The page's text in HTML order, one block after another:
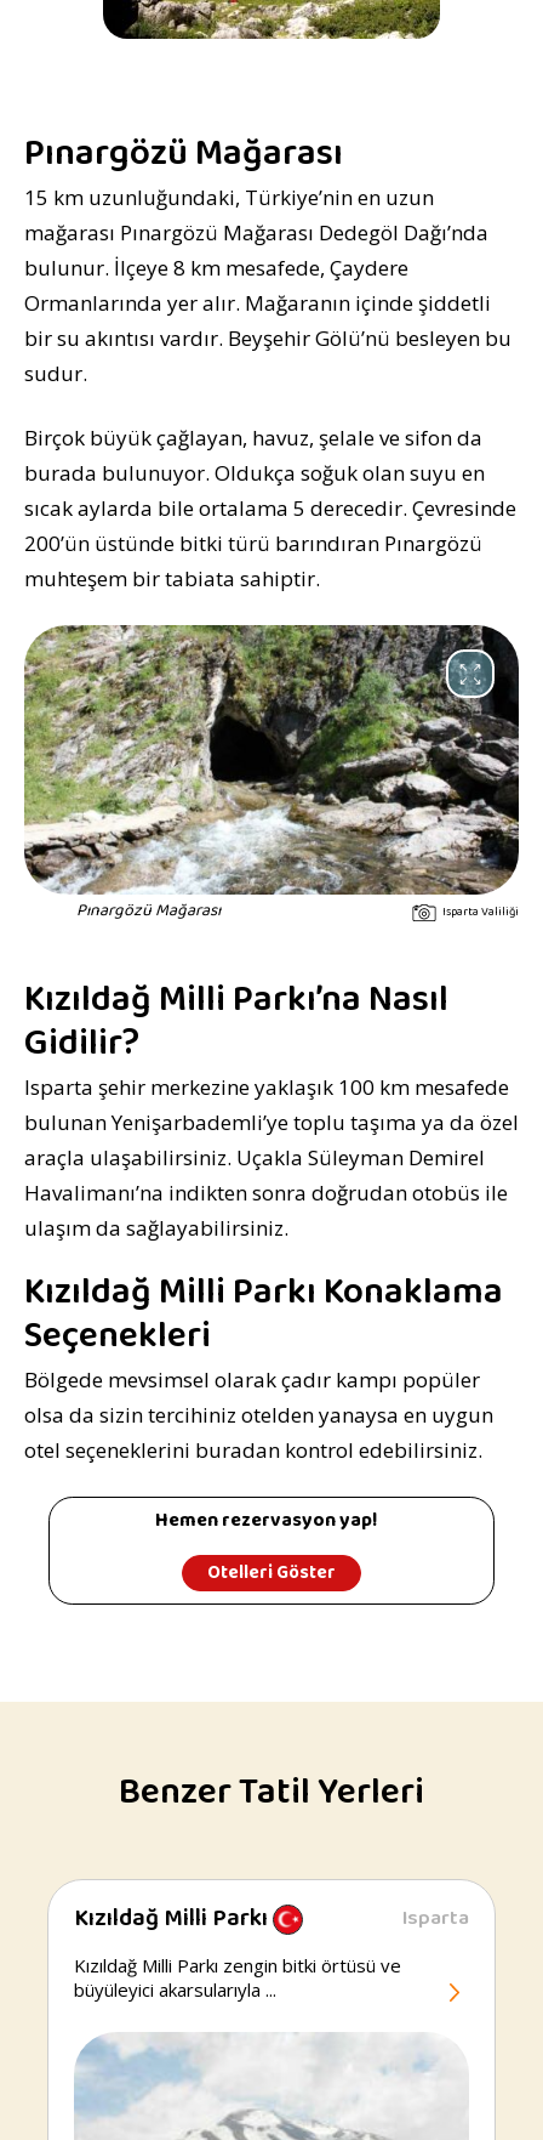
Pınargözü Mağarası
15 km uzunluğundaki, Türkiye’nin en uzun
mağarası Pınargözü Mağarası Dedegöl Dağı’nda
bulunur. İlçeye 8 km mesafede, Çaydere
Ormanlarında yer alır. Mağaranın içinde şiddetli
bir su akıntısı vardır. Beyşehir Gölü’nü besleyen bu
sudur.
Birçok büyük çağlayan, havuz, şelale ve sifon da
burada bulunuyor. Oldukça soğuk olan suyu en
sıcak aylarda bile ortalama 5 derecedir. Çevresinde
200’ün üstünde bitki türü barındıran Pınargözü
muhteşem bir tabiata sahiptir.
Pınargözü Mağarası Isparta Valiliği
Kızıldağ Milli Parkı’na Nasıl
Gidilir?
Isparta şehir merkezine yaklaşık 100 km mesafede
bulunan Yenişarbademli’ye toplu taşıma ya da özel
araçla ulaşabilirsiniz. Uçakla Süleyman Demirel
Havalimanı’na indikten sonra doğrudan otobüs ile
ulaşım da sağlayabilirsiniz.
Kızıldağ Milli Parkı Konaklama
Seçenekleri
Bölgede mevsimsel olarak çadır kampı popüler
olsa da sizin tercihiniz otelden yanaysa en uygun
otel seçeneklerini buradan kontrol edebilirsiniz.
Hemen rezervasyon yap!
Otelleri Göster
Benzer Tatil Yerleri
Kızıldağ
Parkı
Kızıldağ Milli Parkı Isparta
Kızıldağ Milli Parkı zengin bitki örtüsü ve
büyüleyici akarsularıyla ...